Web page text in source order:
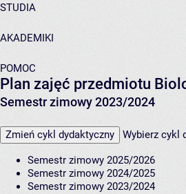
STUDIA
AKADEMIKI
POMOC
Plan zajęć przedmiotu
Semestr zimowy 2023/2024
Zmień cykl dydaktyczny Wybierz cykl
Semestr zimowy 2025/2026
Semestr zimowy 2024/2025
Semestr zimowy 2023/2024